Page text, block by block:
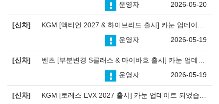
2026-05-20
운영자
신차
2026-05-19
운영자
신차
2026-05-19
운영자
신차